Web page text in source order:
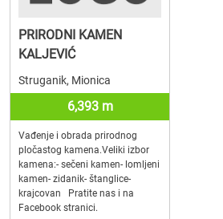
PRIRODNI KAMEN
KALJEVIĆ
Struganik, Mionica
6,393 m
Vađenje i obrada prirodnog
pločastog kamena.Veliki izbor
kamena:- sečeni kamen- lomljeni
kamen- zidanik- štanglice-
krajcovan Pratite nas i na
Facebook stranici.